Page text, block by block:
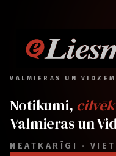
VALMIERAS UN
Notikumi,
Valmieras un
NEATKARĪGI ·